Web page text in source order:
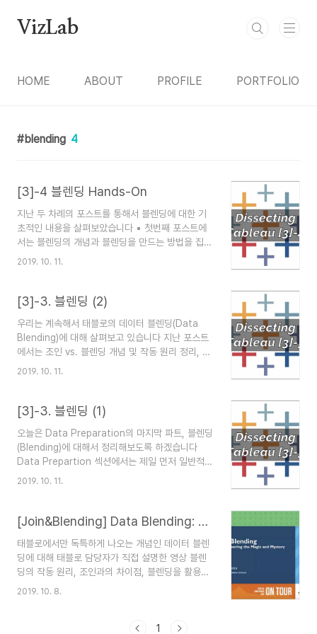
VizLab
HOME ABOUT PROFILE PORTFOLIO
blending 4
[3]-4 블렌딩 Hands-On
지난 두 차례의 포스트를 통해서 블렌딩에 대한 기
초적인 내용을 살펴보았습니다 ▪ 첫번째 포스트에
서는 블렌딩의 개념과 블렌딩을 만드는 방법을 집중
적으로 공부하였고, ▪ 두번째 포스트에서는 블렌딩
포스트로 실제 협업에서 블렌딩을 사용할 수 있는
을 정리해보겠습니다 :D 조인 대신 블렌딩을 사용
하면 좋은 경우 첫번째 포스트 마지막 즈음에서 질
문을 던졌었죠 "조인이라는 광범위하게 쓰이는 개념
이 있는데, 왜 블렌딩을 알아야 하나요?" 이 질문에
combine data from..
2019. 10. 11.
[3]-3. 블렌딩 (2)
우리는 계속해서 태블로의 데이터 블렌딩(Data
Blending)에 대해 살펴보고 있습니다 지난 포스트
에서는 조인 vs. 블렌딩 개념 및 작동 원리 정리, 그
리고 블렌딩을 만드는 방법을 상세하게 알아보았습
서 키 필드와 관련해서 생길 수 있는 이슈 등을 풀어
해 지난 시간에 봤던 Customer1과 Purchase,
두 시트를 다시 한 번 소환해보죠 이렇게 두 테이블
이었고, Customer1을 마스터 테이블로,
Purchase를 보조 테이블로 해서 만든 화면은 아래
2019. 10. 11.
[3]-3. 블렌딩 (1)
오늘은 Data Preparation의 마지막 파트, 블렌딩
(Blending)에 대해서 정리해보도록 하겠습니다
Data Prepartion 섹션에서는 제일 먼저 일반적인
형태의 조인에 대해서 살펴봤고, 다음으로는 특수한
과는 달리 세로로 붙이는 유니온에 대해서도 검토해
본 바 있습니다 조인과 유니온과는 달리 이제부터
살펴볼 블렌딩은 일반적인 데이터베이스 문법에서
는 찾아볼 수 없는, 태블로에서만 나오는 독특한 개
념이라고 생각하시면 됩니다 블렌딩이라는 기법이
어떤 의미에서 특이한지 이제부터 상세히 파헤쳐보
2019. 10. 11.
[Join&Blending] Data Blending: Uncovering the Magic and Mystery (In English)
태블로에서만 독특하게 나오는 개념인 데이터 블렌
딩에 대해 태블로 담당자가 직접 설명한 영상 블렌
딩의 작동 원리, 조인과의 차이점, 블렌딩을 활용한
어드밴스드 Data Scaffolding 등 기초부터 고급
VizLab의 추천 레벨은, 배경 지식으로 이해 - "확
2019. 10. 8.
1